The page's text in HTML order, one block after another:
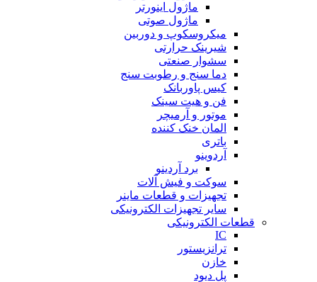
ماژول اینورتر
ماژول صوتی
میکروسکوپ و دوربین
شیرینک حرارتی
سشوار صنعتی
دما سنج و رطوبت سنج
کیس پاوربانک
فن و هیت سینک
موتور و آرمیچر
المان خنک کننده
باتری
آردوینو
برد آردینو
سوکت و فیش آلات
تجهیزات و قطعات ماینر
سایر تجهیزات الکترونیکی
قطعات الکترونیکی
IC
ترانزیستور
خازن
پل دیود